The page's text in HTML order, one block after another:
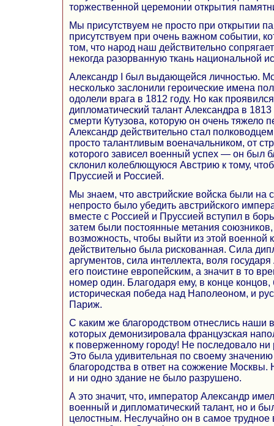
торжественной церемонии открытия
Мы присутствуем не просто при открытии
присутствуем при очень важном событии,
том, что народ наш действительно
некогда разорванную ткань национальной
Александр I был выдающейся личностью.
несколько заслонили героические имена
одолели врага в 1812 году. Но как
дипломатический талант Александра в 1813
смерти Кутузова, которую он очень тяжело
Александр действительно стал
просто талантливым военачальником, от
которого зависел военный успех — он был
склонил колеблющуюся Австрию к тому,
Пруссией и Россией.
Мы знаем, что австрийские войска были на
непросто было убедить австрийского
вместе с Россией и Пруссией вступил в
затем были постоянные метания
возможность, чтобы выйти из этой военной
действительно была рискованная. Сила
аргументов, сила интеллекта, воля
его поистине европейским, а значит в то
номер один. Благодаря ему, в конце
историческая победа над Наполеоном, и
Париж.
С каким же благородством отнеслись наши
которых демонизировала французская
к поверженному городу! Не последовало
Это была удивительная по своему
благородства в ответ на сожжение Москвы.
и ни одно здание не было разрушено.
А это значит, что, император Александр
военный и дипломатический талант, но и
целостным. Неслучайно он в самое трудное